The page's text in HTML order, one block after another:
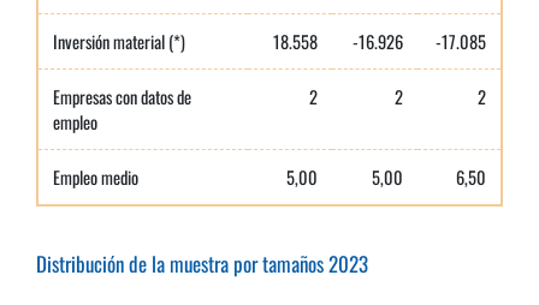
Inversión material (*) 18.558 -16.926 -17.085
Empresas con datos de
empleo
2 2 2
Empleo medio 5,00 5,00 6,50
Distribución de la muestra por tamaños 2023